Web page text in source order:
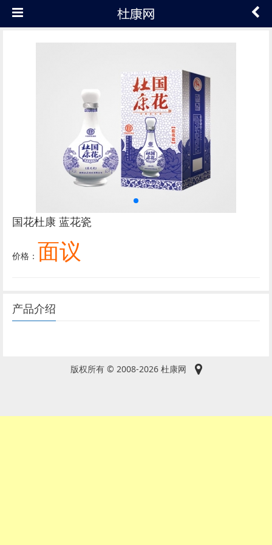
国花杜康 蓝花瓷
价格： 面议
产品介绍
版权所有 © 2008-2026 杜康网